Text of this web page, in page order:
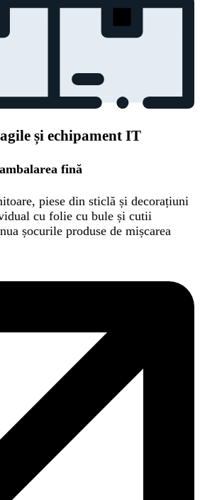
și echipament IT
fină
piese din sticlă și decorațiuni
cu folie cu bule și cutii
șocurile produse de mișcarea